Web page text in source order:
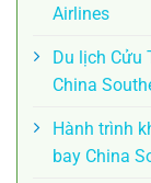
Airlines
Du lịch Cửu
China
Hành trình
bay China